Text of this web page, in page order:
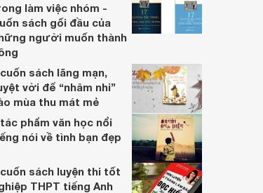
Con
Bé Tập Kể Chuyện - Qua
Đường
Giá từ 10.000 đ
Có 3 nơi bán
làm việc nhóm -
sách gối đầu của
người muốn thành
sách lãng mạn,
vời để “nhâm nhi”
mùa thu mát mẻ
phẩm văn học nổi
nói về tình bạn đẹp
sách luyện thi tốt
THPT tiếng Anh